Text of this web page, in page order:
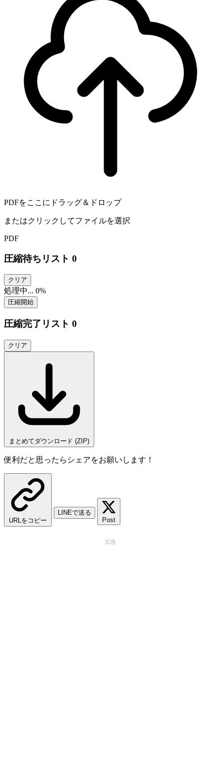
PDFをここにドラッグ＆ドロップ
またはクリックしてファイルを選択
PDF
圧縮待ちリスト 0
クリア
処理中... 0%
圧縮開始
圧縮完了リスト 0
クリア
まとめてダウンロード (ZIP)
便利だと思ったらシェアをお願いします！
URLをコピー
LINEで送る
Post
広告